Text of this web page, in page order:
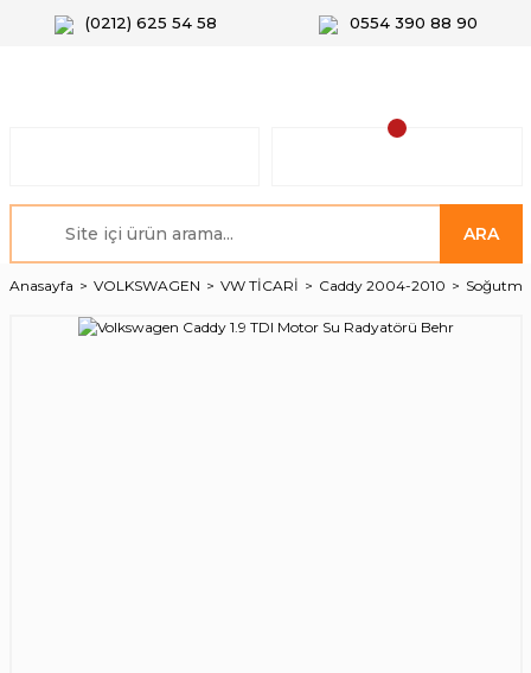
(0212) 625 54 58 0554 390 88 90
ARA
Anasayfa VOLKSWAGEN VW TİCARİ Caddy 2004-2010